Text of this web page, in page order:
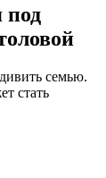
под
семью.
стать